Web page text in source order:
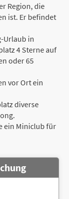
Region, die
ist. Er befindet
Urlaub in
4 Sterne auf
oder 65
vor Ort ein
diverse
ein Miniclub für